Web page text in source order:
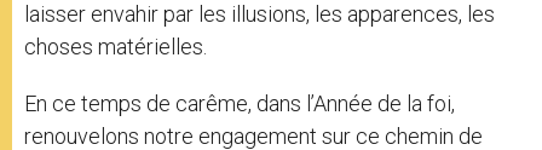
laisser envahir par les illusions, les apparences, les
choses matérielles.
En ce temps de carême, dans l’Année de la foi,
renouvelons notre engagement sur ce chemin de